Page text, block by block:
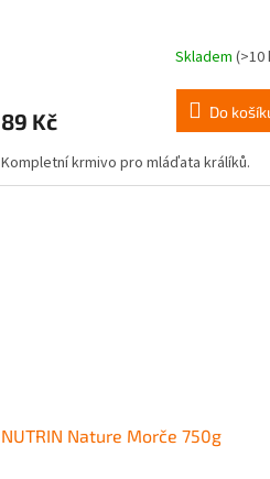
Skladem (>10
89 Kč Do
Kompletní krmivo pro mláďata králíků.
NUTRIN Nature Morče 750g